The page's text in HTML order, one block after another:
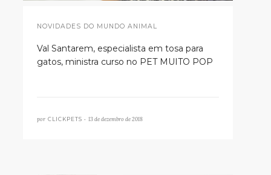
NOVIDADES DO MUNDO ANIMAL
Val Santarem, especialista em tosa para
gatos, ministra curso no PET MUITO POP
por CLICKPETS • 13 de dezembro de 2018